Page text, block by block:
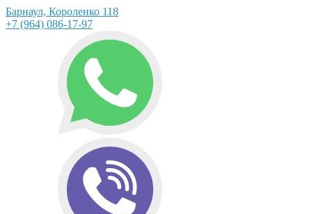
Барнаул, Короленко 118
+7 (964) 086-17-97